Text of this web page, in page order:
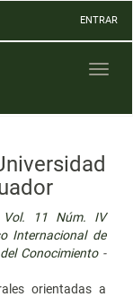
ENTRAR
Vol. 11 Núm. IV
Internacional de
Conocimiento-
orientadas a